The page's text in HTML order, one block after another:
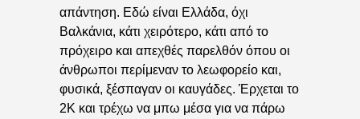
απάντηση. Εδώ είναι Ελλάδα, όχι
Βαλκάνια, κάτι χειρότερο, κάτι από το
πρόχειρο και απεχθές παρελθόν όπου οι
άνθρωποι περίμεναν το λεωφορείο και,
φυσικά, ξέσπαγαν οι καυγάδες. Έρχεται το
2Κ και τρέχω να μπω μέσα για να πάρω